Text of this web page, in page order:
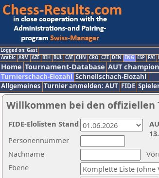
Logged on: Gast
Arabic ARM AZE BIH BUL CAT CHN CRO CZE DEN ENG ESP FAI
Home Tournament-Database AUT
Turnierschach-Elozahl Schnellschach-Elozahl
Allgemeines Turnier anmelden: AUT FIDE
Willkommen bei den offiziellen
Nachname
Ebene
Personennummer
FIDE-Elolisten Stand